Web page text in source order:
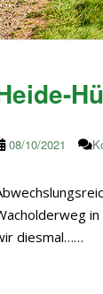
08/10/2021
diesmal……